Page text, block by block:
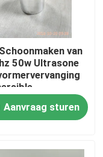
van
50w Ultrasone
Aanvraag sturen